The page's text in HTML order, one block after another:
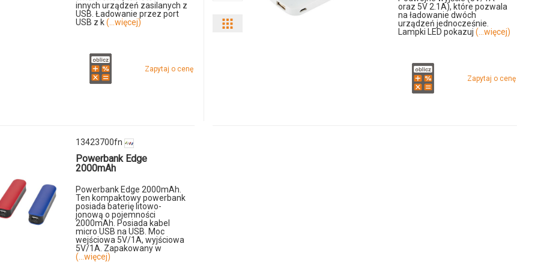
innych urządzeń zasilanych z
USB. Ładowanie przez port
USB z k(...więcej)
Zapytaj o cenę
oraz 5V 2.1A), które pozwala
na ładowanie dwóch
urządzeń jednocześnie.
Lampki LED pokazuj (...więcej)
Zapytaj o cenę
13423700fn
Powerbank Edge
2000mAh
Powerbank Edge 2000mAh.
Ten kompaktowy powerbank
posiada baterię litowo-
jonową o pojemności
2000mAh. Posiada kabel
micro USB na USB. Moc
wejściowa 5V/1A, wyjściowa
5V/1A. Zapakowany w
(...więcej)